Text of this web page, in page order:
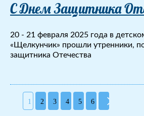
С Днем Защитника
20 - 21 февраля 2025 года в
«Щелкунчик» прошли утренники,
защитника Отечества
1 2 3 4 5 6